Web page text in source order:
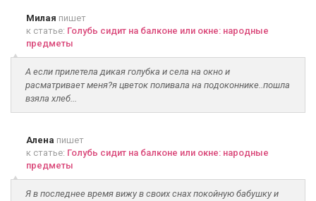
Милая пишет
к статье: Голубь сидит на балконе или окне: народные
предметы
А если прилетела дикая голубка и села на окно и
расматривает меня?я цветок поливала на подоконнике..пошла
взяла хлеб...
Алена пишет
к статье: Голубь сидит на балконе или окне: народные
предметы
Я в последнее время вижу в своих снах покойную бабушку и